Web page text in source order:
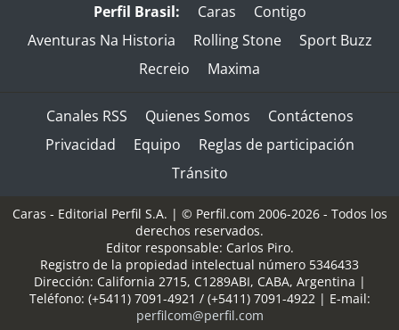
Perfil Brasil: Caras
Contigo
Aventuras Na Historia
Rolling Stone
Sport Buzz
Recreio
Maxima
Canales RSS Quienes Somos
Contáctenos
Privacidad
Equipo
Reglas de participación
Tránsito
Caras - Editorial Perfil S.A. | © Perfil.com 2006-2026 - Todos los
derechos reservados.
Editor responsable: Carlos Piro.
Registro de la propiedad intelectual número 5346433
Dirección: California 2715, C1289ABI, CABA, Argentina |
Teléfono: (+5411) 7091-4921 / (+5411) 7091-4922 | E-mail:
perfilcom@perfil.com